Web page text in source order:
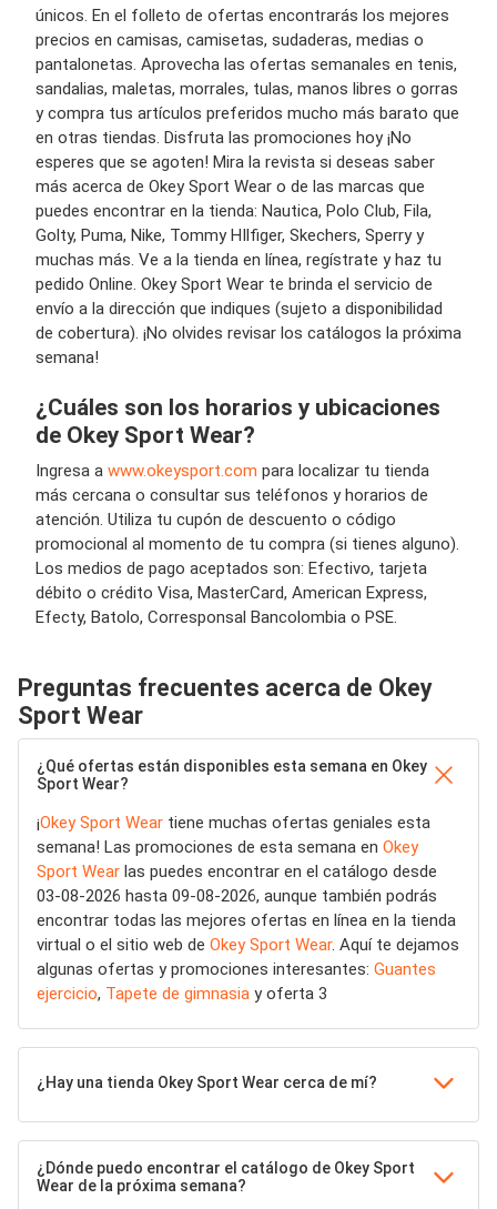
únicos. En el folleto de ofertas encontrarás los mejores
precios en camisas, camisetas, sudaderas, medias o
pantalonetas. Aprovecha las ofertas semanales en tenis,
sandalias, maletas, morrales, tulas, manos libres o gorras
y compra tus artículos preferidos mucho más barato que
en otras tiendas. Disfruta las promociones hoy ¡No
esperes que se agoten! Mira la revista si deseas saber
más acerca de Okey Sport Wear o de las marcas que
puedes encontrar en la tienda: Nautica, Polo Club, Fila,
Golty, Puma, Nike, Tommy HIlfiger, Skechers, Sperry y
muchas más. Ve a la tienda en línea, regístrate y haz tu
pedido Online. Okey Sport Wear te brinda el servicio de
envío a la dirección que indiques (sujeto a disponibilidad
de cobertura). ¡No olvides revisar los catálogos la próxima
semana!
¿Cuáles son los horarios y ubicaciones
de Okey Sport Wear?
Ingresa a www.okeysport.com para localizar tu tienda
más cercana o consultar sus teléfonos y horarios de
atención. Utiliza tu cupón de descuento o código
promocional al momento de tu compra (si tienes alguno).
Los medios de pago aceptados son: Efectivo, tarjeta
débito o crédito Visa, MasterCard, American Express,
Efecty, Batolo, Corresponsal Bancolombia o PSE.
Preguntas frecuentes acerca de Okey
Sport Wear
¿Qué ofertas están disponibles esta semana en Okey
Sport Wear?
¡Okey Sport Wear tiene muchas ofertas geniales esta
semana! Las promociones de esta semana en Okey
Sport Wear las puedes encontrar en el catálogo desde
03-08-2026 hasta 09-08-2026, aunque también podrás
encontrar todas las mejores ofertas en línea en la tienda
virtual o el sitio web de Okey Sport Wear. Aquí te dejamos
algunas ofertas y promociones interesantes: Guantes
ejercicio, Tapete de gimnasia y oferta 3
¿Hay una tienda Okey Sport Wear cerca de mí?
¿Dónde puedo encontrar el catálogo de Okey Sport
Wear de la próxima semana?